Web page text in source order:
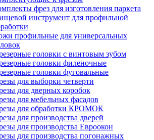
фрез для изготовления паркета
инструмент для профильной
профильные для универсальных
головки с винтовым зубом
головки филеночные
головки фуговальные
для выборки четверти
для дверных коробок
для мебельных фасадов
для обработки КРОМОК
для производства дверей
для производства Евроокон
для производства погонажных